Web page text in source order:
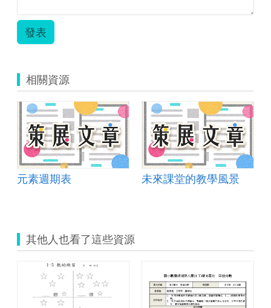
發表
相關資源
元素週期表 未來課堂的教學風景
其他人也看了這些資源